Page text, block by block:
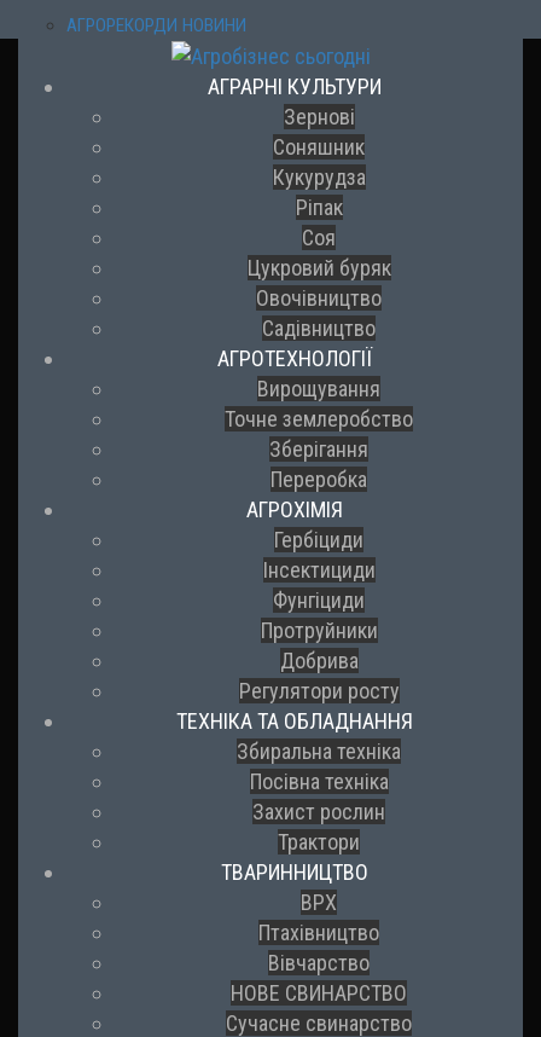
АГРОРЕКОРДИ НОВИНИ
АГРАРНІ КУЛЬТУРИ
Зернові
Соняшник
Кукурудза
Ріпак
Соя
Цукровий буряк
Овочівництво
Садівництво
АГРОТЕХНОЛОГІЇ
Вирощування
Точне землеробство
Зберігання
Переробка
АГРОХІМІЯ
Гербіциди
Інсектициди
Фунгіциди
Протруйники
Добрива
Регулятори росту
ТЕХНІКА ТА ОБЛАДНАННЯ
Збиральна техніка
Посівна техніка
Захист рослин
Трактори
ТВАРИННИЦТВО
ВРХ
Птахівництво
Вівчарство
НОВЕ СВИНАРСТВО
Сучасне свинарство